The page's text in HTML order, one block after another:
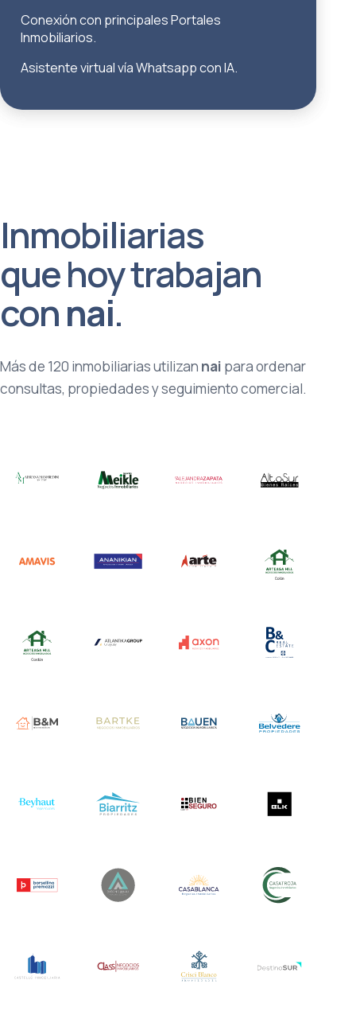
Conexión con principales Portales
Inmobiliarios.
Asistente virtual vía Whatsapp con IA.
Inmobiliarias
que hoy trabajan
connai.
Más de 120 inmobiliarias utilizan nai para ordenar
consultas, propiedades y seguimiento comercial.